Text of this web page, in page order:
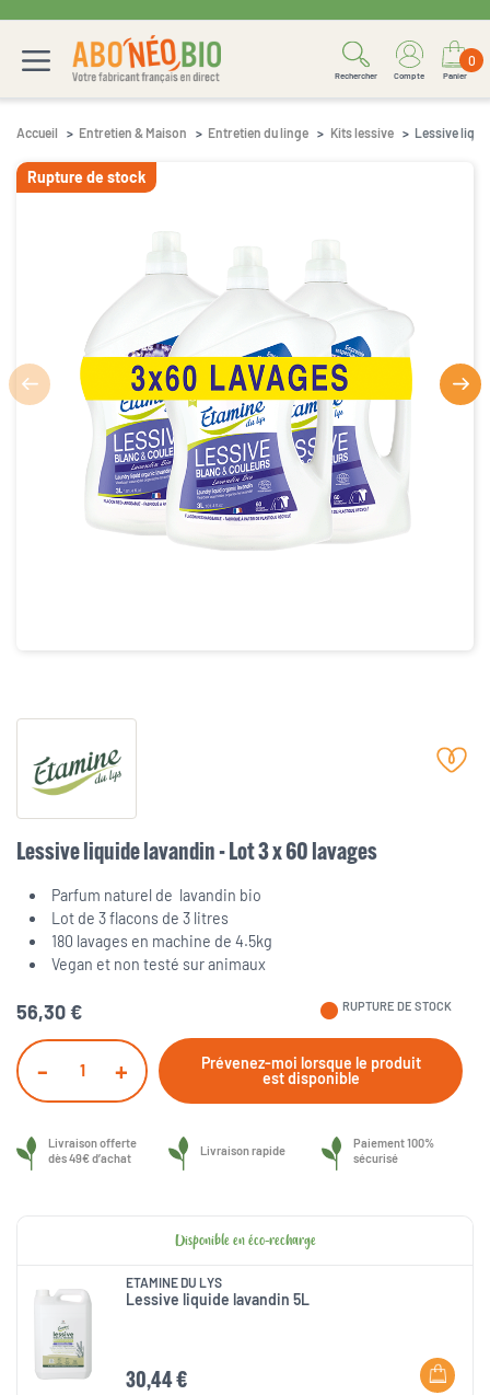
Rechercher Compte
0
Panier
Accueil Entretien & Maison Entretien du linge Kits lessive Lessive
Rupture de stock
Lessive liquide lavandin - Lot 3 x 60 lavages
Parfum naturel de lavandin bio
Lot de 3 flacons de 3 litres
180 lavages en machine de 4.5kg
Vegan et non testé sur animaux
56,30 € fiber_manual_record RUPTURE DE STOCK
- +
Prévenez-moi lorsque le produit
est disponible
Livraison offerte
dès 49€ d’achat
Livraison rapide
Paiement 100%
sécurisé
Disponible en éco-recharge
ETAMINE DU LYS
Lessive liquide lavandin 5L
30,44 €